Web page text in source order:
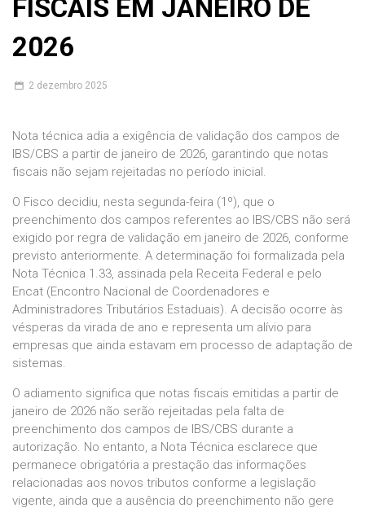
FISCAIS EM JANEIRO DE
2026
2 dezembro 2025
Nota técnica adia a exigência de validação dos campos de
IBS/CBS a partir de janeiro de 2026, garantindo que notas
fiscais não sejam rejeitadas no período inicial.
O Fisco decidiu, nesta segunda-feira (1º), que o
preenchimento dos campos referentes ao IBS/CBS não será
exigido por regra de validação em janeiro de 2026, conforme
previsto anteriormente. A determinação foi formalizada pela
Nota Técnica 1.33, assinada pela Receita Federal e pelo
Encat (Encontro Nacional de Coordenadores e
Administradores Tributários Estaduais). A decisão ocorre às
vésperas da virada de ano e representa um alívio para
empresas que ainda estavam em processo de adaptação de
sistemas.
O adiamento significa que notas fiscais emitidas a partir de
janeiro de 2026 não serão rejeitadas pela falta de
preenchimento dos campos de IBS/CBS durante a
autorização. No entanto, a Nota Técnica esclarece que
permanece obrigatória a prestação das informações
relacionadas aos novos tributos conforme a legislação
vigente, ainda que a ausência do preenchimento não gere